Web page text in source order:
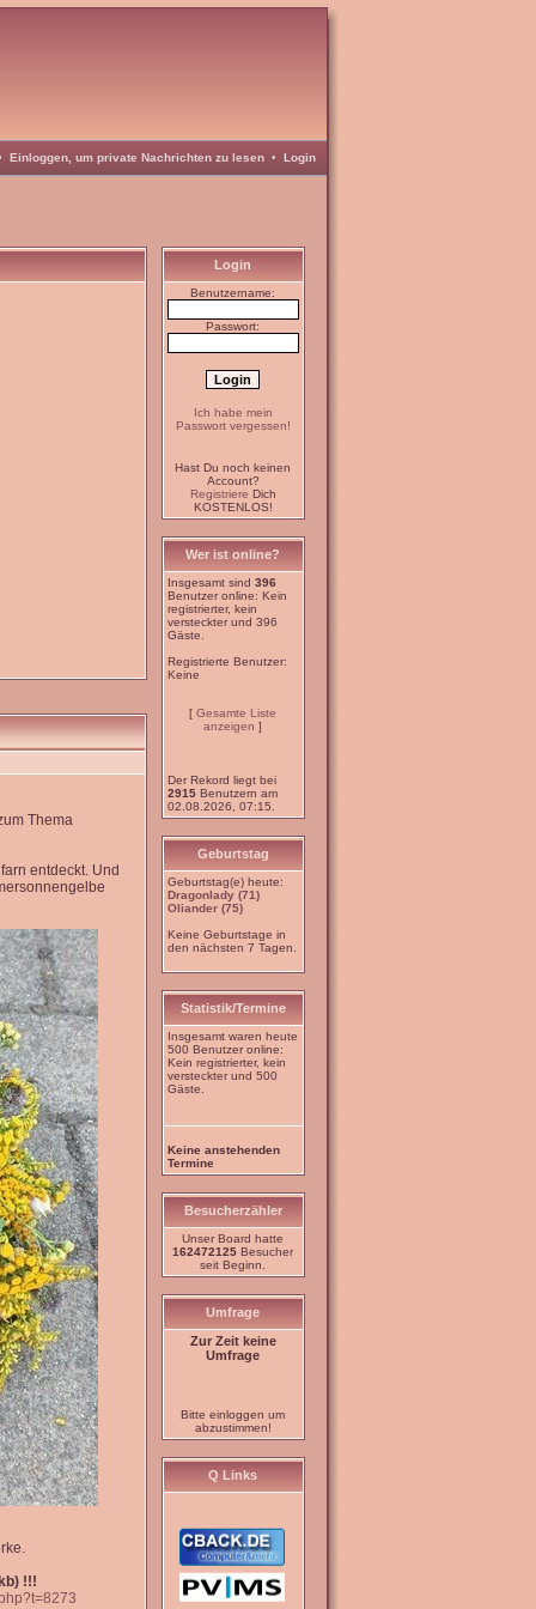
Einloggen, um private Nachrichten zu lesen• Login
Thema
entdeckt. Und
!!!
Login
Benutzername:
Passwort:
Ich habe mein
Passwort vergessen!
Hast Du noch keinen
Account?
Registriere Dich
KOSTENLOS!
Wer ist online?
Insgesamt sind 396
Benutzer online: Kein
registrierter, kein
versteckter und 396
Gäste.
Registrierte Benutzer:
Keine
[ Gesamte Liste
anzeigen ]
Der Rekord liegt bei
2915Benutzern am
02.08.2026, 07:15.
Geburtstag
Geburtstag(e) heute:
Dragonlady (71)
Oliander (75)
Keine Geburtstage in
den nächsten 7 Tagen.
Statistik/Termine
Insgesamt waren heute
500 Benutzer online:
Kein registrierter, kein
versteckter und 500
Gäste.
Keine anstehenden
Termine
Besucherzähler
Unser Board hatte
162472125 Besucher
seit Beginn.
Umfrage
Zur Zeit keine
Umfrage
Bitte einloggen um
abzustimmen!
Q Links